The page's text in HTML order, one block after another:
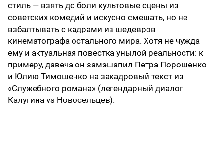
стиль — взять до боли культовые сцены из
советских комедий и искусно смешать, но не
взбалтывать с кадрами из шедевров
кинематографа остального мира. Хотя не чужда
ему и актуальная повестка унылой реальности: к
примеру, давеча он замэшапил Петра Порошенко
и Юлию Тимошенко на закадровый текст из
«Служебного романа» (легендарный диалог
Калугина vs Новосельцев).